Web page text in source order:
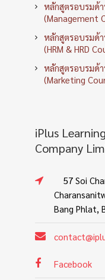
หลักสูตรอบรมด้
(Management
หลักสูตรอบรมด้
(HRM & HRD
หลักสูตรอบรมด้
(Marketing
iPlus
Company
57 Soi
Bang Phlat,
Facebook